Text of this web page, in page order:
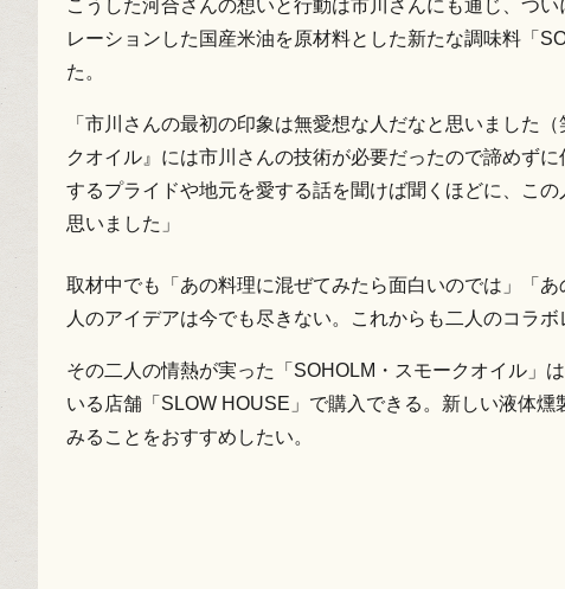
こうした河合さんの想いと行動は市川さんにも通じ、つ
レーションした国産米油を原材料とした新たな調味料「
た。
「市川さんの最初の印象は無愛想な人だなと思いました
クオイル』には市川さんの技術が必要だったので諦めず
するプライドや地元を愛する話を聞けば聞くほどに、こ
思いました」
取材中でも「あの料理に混ぜてみたら面白いのでは」「
人のアイデアは今でも尽きない。これからも二人のコラボ
その二人の情熱が実った「SOHOLM・スモークオイル」
いる店舗「SLOW HOUSE」で購入できる。新しい液体
みることをおすすめしたい。